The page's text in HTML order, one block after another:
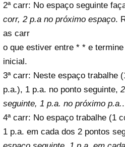
2ª carr: No espaço seguinte
corr, 2 p.a no próximo espaço.
as carr
o que estiver entre * * e
inicial.
3ª carr: Neste espaço trabalhe
p.a.), 1 p.a. no ponto seguinte,
seguinte, 1 p.a. no próximo p.a..
4ª carr: No espaço trabalhe (1
1 p.a. em cada dos 2 pontos